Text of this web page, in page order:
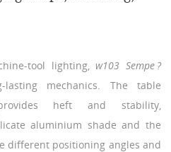
tool lighting, w103 Sempe ?
mechanics. The table
heft and stability,
aluminium shade and the
different positioning angles and